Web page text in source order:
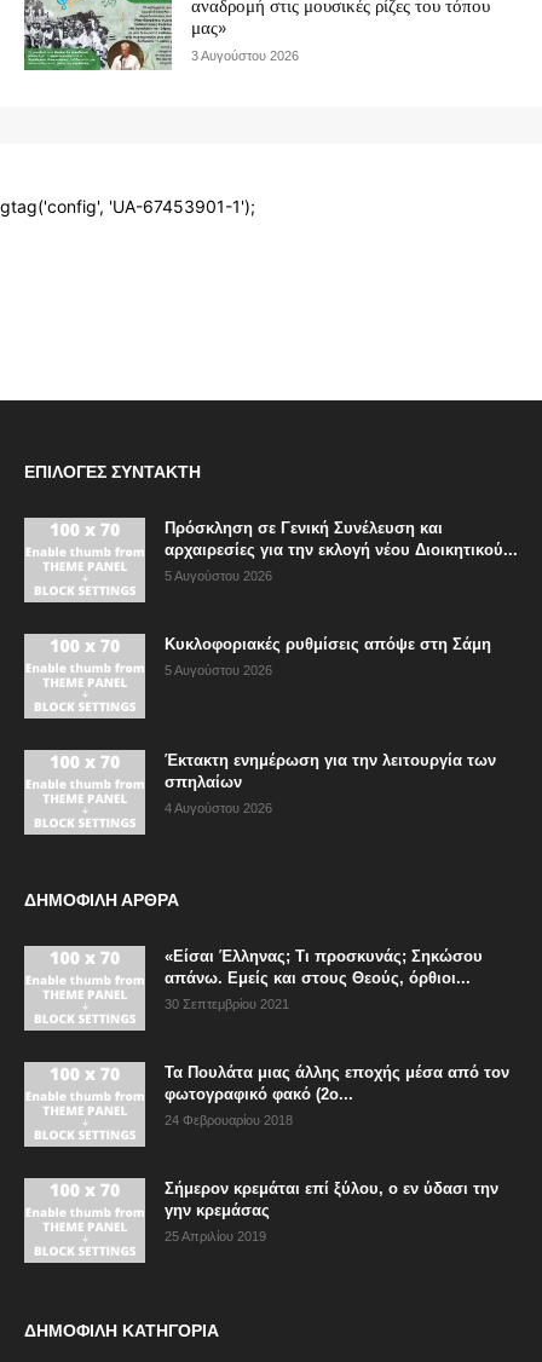
ΕΠΙΛΟΓΈΣ ΣΥΝΤΆΚΤΗ
Πρόσκληση σε Γενική Συνέλευση και
αρχαιρεσίες για την εκλογή νέου Διοικητικού...
5 Αυγούστου 2026
Κυκλοφοριακές ρυθμίσεις απόψε στη Σάμη
5 Αυγούστου 2026
Έκτακτη ενημέρωση για την λειτουργία των
σπηλαίων
4 Αυγούστου 2026
ΔΗΜΟΦΙΛΗ ΑΡΘΡΑ
«Είσαι Έλληνας; Τι προσκυνάς; Σηκώσου
απάνω. Εμείς και στους Θεούς, όρθιοι...
30 Σεπτεμβρίου 2021
Τα Πουλάτα μιας άλλης εποχής μέσα από τον
φωτογραφικό φακό (2ο...
24 Φεβρουαρίου 2018
Σήμερον κρεμάται επί ξύλου, ο εν ύδασι την
γην κρεμάσας
25 Απριλίου 2019
ΔΗΜΟΦΙΛΗ ΚΑΤΗΓΟΡΙΑ